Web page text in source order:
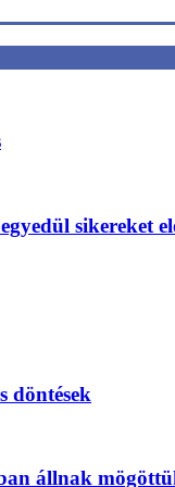
sikereket
döntések
állnak